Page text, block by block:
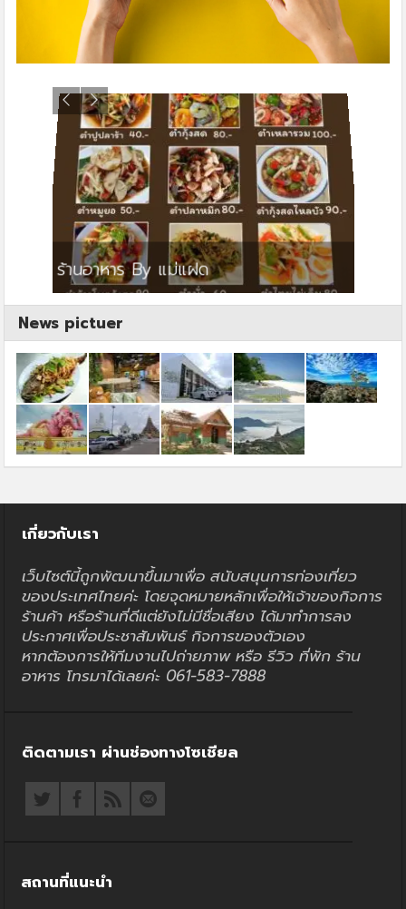
ร้านอาหาร By แม่แฝด
News pictuer
เกี่ยวกับเรา
เว็บไซต์นี้ถูกพัฒนาขึ้นมาเพื่อ สนับสนุนการท่องเที่ยว
ของประเทศไทยค่ะ โดยจุดหมายหลักเพื่อให้เจ้าของกิจการ
ร้านค้า หรือร้านที่ดีแต่ยังไม่มีชื่อเสียง ได้มาทำการลง
ประกาศเพื่อประชาสัมพันธ์ กิจการของตัวเอง
หากต้องการให้ทีมงานไปถ่ายภาพ หรือ รีวิว ที่พัก ร้าน
อาหาร โทรมาได้เลยค่ะ 061-583-7888
ติดตามเรา ผ่านช่องทางโซเชียล
สถานที่แนะนำ